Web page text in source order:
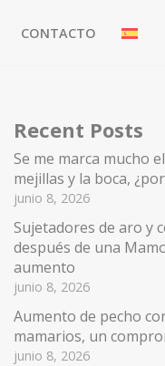
CONTACTO
Recent Posts
Se me marca mucho
mejillas y la boca,
junio 8, 2026
Sujetadores de aro y
después de una
aumento
junio 8, 2026
Aumento de pecho
mamarios, un
junio 8, 2026